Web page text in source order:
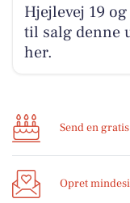
Hjejlevej 19
til salg denne
her.
Send en
Opret